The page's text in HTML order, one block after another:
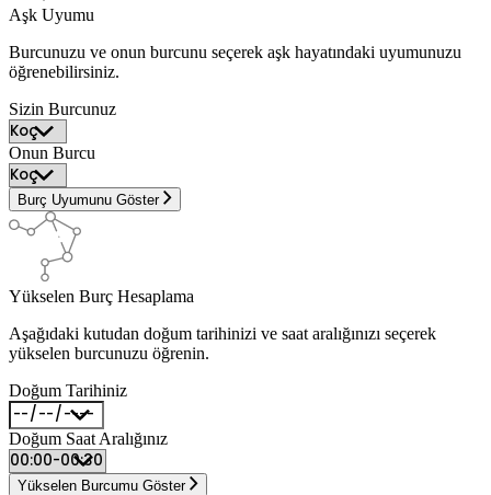
Aşk Uyumu
Burcunuzu ve onun burcunu seçerek aşk hayatındaki uyumunuzu
öğrenebilirsiniz.
Sizin Burcunuz
Onun Burcu
Burç Uyumunu Göster
Yükselen Burç Hesaplama
Aşağıdaki kutudan doğum tarihinizi ve saat aralığınızı seçerek
yükselen burcunuzu öğrenin.
Doğum Tarihiniz
Doğum Saat Aralığınız
Yükselen Burcumu Göster